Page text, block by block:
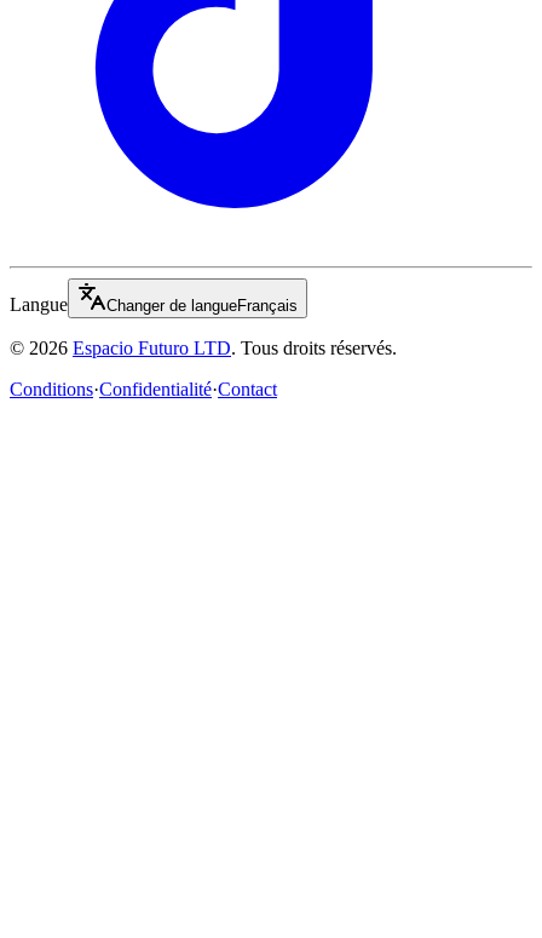
Langue Changer de langueFrançais
© 2026 Espacio Futuro LTD. Tous droits réservés.
Conditions·Confidentialité·Contact